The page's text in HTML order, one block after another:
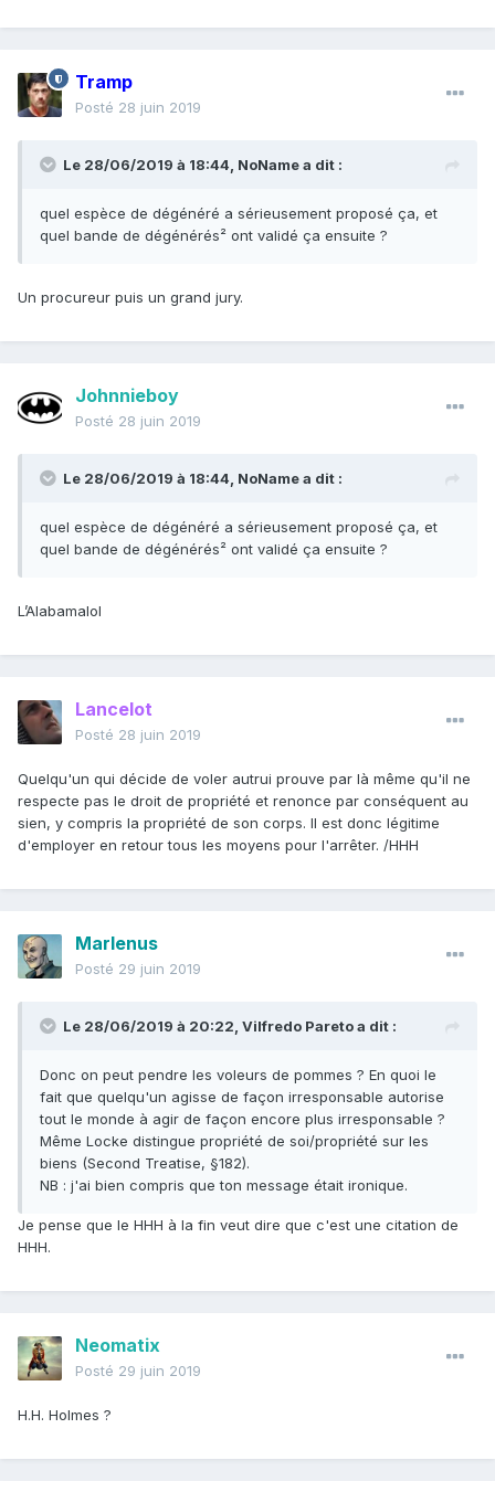
Tramp
Posté 28 juin 2019
Le 28/06/2019 à 18:44, NoNamea dit :
quel espèce de dégénéré a sérieusement proposé ça, et
quel bande de dégénérés² ont validé ça ensuite ?
Un procureur puis un grand jury.
Johnnieboy
Posté 28 juin 2019
Le 28/06/2019 à 18:44, NoNamea dit :
quel espèce de dégénéré a sérieusement proposé ça, et
quel bande de dégénérés² ont validé ça ensuite ?
L’Alabamalol
Lancelot
Posté 28 juin 2019
Quelqu'un qui décide de voler autrui prouve par là même qu'il ne
respecte pas le droit de propriété et renonce par conséquent au
sien, y compris la propriété de son corps. Il est donc légitime
d'employer en retour tous les moyens pour l'arrêter. /HHH
Marlenus
Posté 29 juin 2019
Le 28/06/2019 à 20:22, Vilfredo Paretoa dit :
Donc on peut pendre les voleurs de pommes ? En quoi le
fait que quelqu'un agisse de façon irresponsable autorise
tout le monde à agir de façon encore plus irresponsable ?
Même Locke distingue propriété de soi/propriété sur les
biens (Second Treatise, §182).
NB : j'ai bien compris que ton message était ironique.
Je pense que le HHH à la fin veut dire que c'est une citation de
HHH.
Neomatix
Posté 29 juin 2019
H.H. Holmes ?